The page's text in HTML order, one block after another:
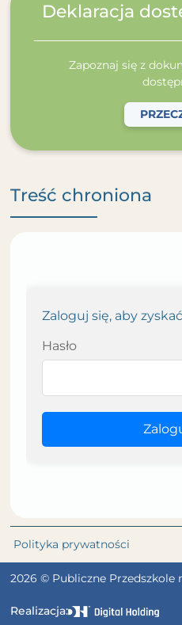
Deklaracja
Zapoznaj się z
Treść chroniona
Zaloguj się, aby
Hasło
Polityka prywatności
2026 © Publiczne Przedszkole
Realizacja: